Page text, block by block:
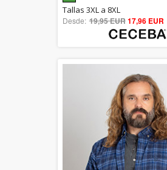
5.00
out of 5
Tallas 3XL a 8XL
Desde: 19,95 EUR17,96 EUR